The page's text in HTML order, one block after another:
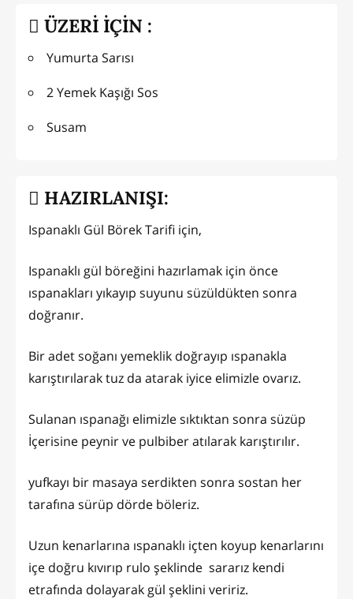
ÜZERİ İÇİN :
Yumurta Sarısı
2 Yemek Kaşığı Sos
Susam
HAZIRLANIŞI:
Ispanaklı Gül Börek Tarifi için,
Ispanaklı gül böreğini hazırlamak için önce
ıspanakları yıkayıp suyunu süzüldükten sonra
doğranır.
Bir adet soğanı yemeklik doğrayıp ıspanakla
karıştırılarak tuz da atarak iyice elimizle ovarız.
Sulanan ıspanağı elimizle sıktıktan sonra süzüp
İçerisine peynir ve pulbiber atılarak karıştırılır.
yufkayı bir masaya serdikten sonra sostan her
tarafına sürüp dörde böleriz.
Uzun kenarlarına ıspanaklı içten koyup kenarlarını
içe doğru kıvırıp rulo şeklinde sararız kendi
etrafında dolayarak gül şeklini veririz.